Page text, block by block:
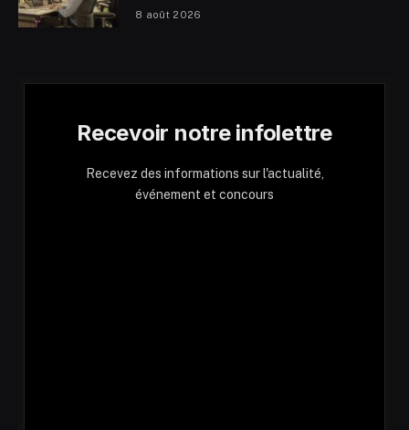
8 août 2026
Recevoir notre infolettre
Recevez des informations sur l'actualité,
événement et concours